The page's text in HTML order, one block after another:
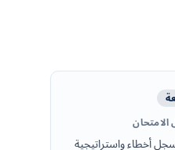
أخطاء واستراتيجية